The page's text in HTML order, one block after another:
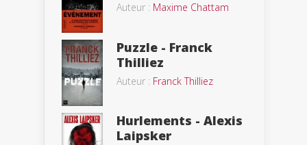
Auteur : Maxime Chattam
Puzzle - Franck
Thilliez
Auteur : Franck Thilliez
Hurlements - Alexis
Laipsker